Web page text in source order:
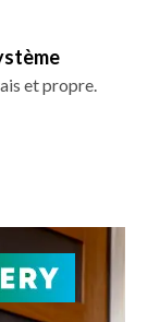
et propre.